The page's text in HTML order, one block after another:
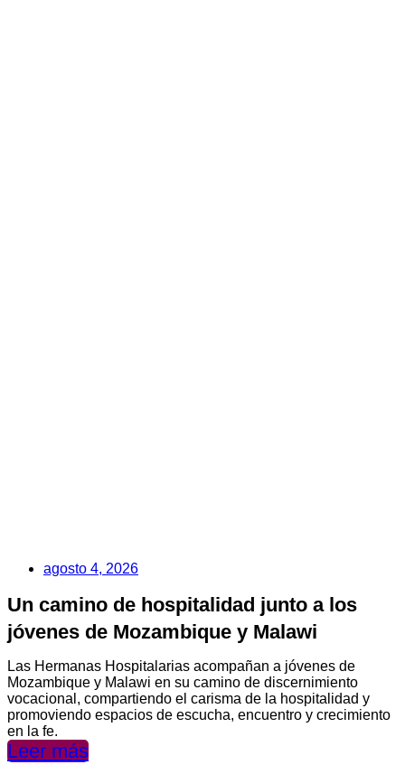
agosto 4, 2026
Un camino de hospitalidad junto a los
jóvenes de Mozambique y Malawi
Las Hermanas Hospitalarias acompañan a jóvenes de
Mozambique y Malawi en su camino de discernimiento
vocacional, compartiendo el carisma de la hospitalidad y
promoviendo espacios de escucha, encuentro y crecimiento
en la fe.
Leer más